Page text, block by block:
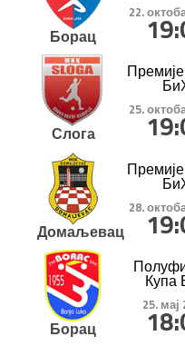
Борац
22.
Слога
25.
Домаљевац
28.
Борац
Купа
25. мај